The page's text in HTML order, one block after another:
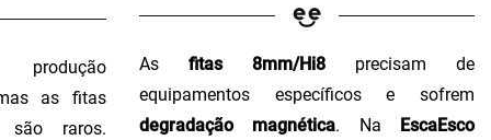
as fitas
são raros.
As fitas 8mm/Hi8 precisam de
equipamentos específicos e sofrem
degradação magnética. Na EscaEsco